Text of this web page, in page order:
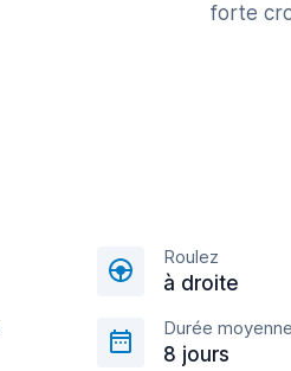
forte
Roulez
à droite
Durée
8 jours